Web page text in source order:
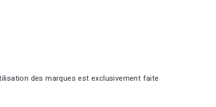
des marques est exclusivement faite